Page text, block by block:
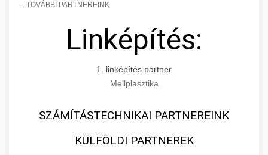
- TOVÁBBI PARTNEREINK
Linképítés:
1. linképítés partner
Mellplasztika
SZÁMÍTÁSTECHNIKAI PARTNEREINK
KÜLFÖLDI PARTNEREK